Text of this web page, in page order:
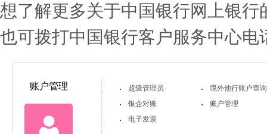
想了解更多关于中国银行网上银
也可拨打中国银行客户服务中心
账户管理 超级管理员
境外他行账户查询
银企对账
账户管理
电子发票